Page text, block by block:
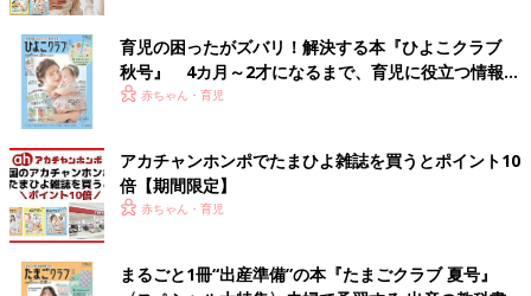
出典：Instagramアカウント「happy_acoaco」
happy_acoacoさんは、秋の新作「Vネックサロペット」を購
育児の困ったがズバリ！解決する本『ひよこクラブ
秋号』 4カ月～2才になるまで、育児に役立つ情報が
いっぱい！
赤ちゃん・育児
アカチャンホンポでたまひよ雑誌を買うとポイント10
倍【期間限定】
赤ちゃん・育児
まるごと1冊“出産準備”の本『たまごクラブ 夏号』